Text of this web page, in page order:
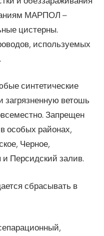
МАРПОЛ –
цистерны.
используемых
синтетические
ветошь
Запрещен
особых районах,
Черное,
Персидский залив.
сбрасывать в